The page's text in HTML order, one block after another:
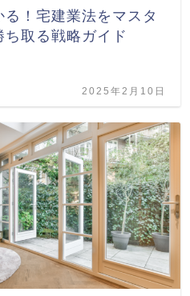
！宅建業法をマスタ
取る戦略ガイド
2025年2月10日